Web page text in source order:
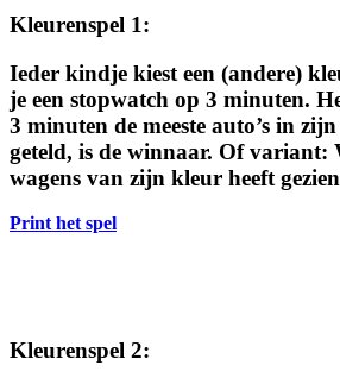
Kleurenspel 1:
Ieder kindje kiest een (andere)
je een stopwatch op 3 minuten.
3 minuten de meeste auto’s in
geteld, is de winnaar. Of variant:
wagens van zijn kleur heeft
Print het spel
Kleurenspel 2: